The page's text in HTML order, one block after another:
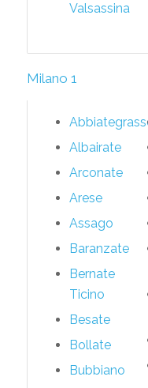
Valsassina
Milano 1
Albairate
Arconate
Arese
Assago
Baranzate
Bernate
Ticino
Besate
Bollate
Bubbiano